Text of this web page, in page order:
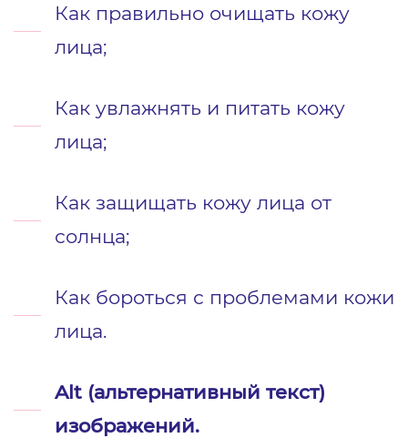
Как правильно очищать кожу
лица;
Как увлажнять и питать кожу
лица;
Как защищать кожу лица от
солнца;
Как бороться с проблемами кожи
лица.
Alt (альтернативный текст)
изображений.